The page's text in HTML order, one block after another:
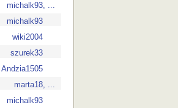
michalk93, ...
michalk93
wiki2004
szurek33
Andzia1505
marta18, ...
michalk93